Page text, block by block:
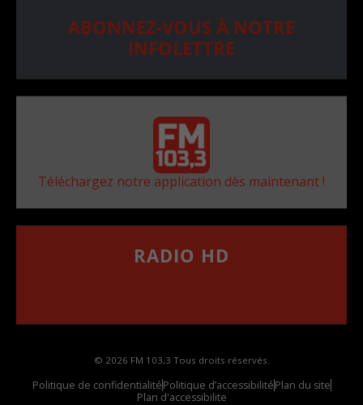
ABONNEZ-VOUS À NOTRE
INFOLETTRE
Téléchargez notre application dès maintenant !
RADIO HD
© 2026 FM 103,3 Tous droits réservés.
Politique de confidentialitéPolitique d’accessibilitéPlan du site
Plan d'accessibilite